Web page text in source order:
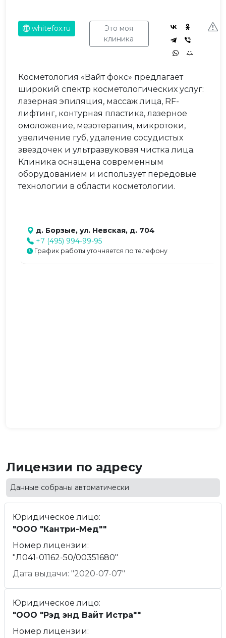
whitefox.ru
Это моя
клиника
Косметология «Вайт фокс» предлагает
широкий спектр косметологических услуг:
лазерная эпиляция, массаж лица, RF-
лифтинг, контурная пластика, лазерное
омоложение, мезотерапия, микротоки,
увеличение губ, удаление сосудистых
звездочек и ультразвуковая чистка лица.
Клиника оснащена современным
оборудованием и использует передовые
технологии в области косметологии.
д. Борзые, ул. Невская, д. 704
+7 (495) 994-99-95
График работы уточняется по телефону
Лицензии по адресу
Данные собраны автоматически
Юридическое лицо:
"ООО "Кантри-Мед""
Номер лицензии:
"Л041-01162-50/00351680"
Дата выдачи: "2020-07-07"
Юридическое лицо:
"ООО "Рэд энд Вайт Истра""
Номер лицензии: